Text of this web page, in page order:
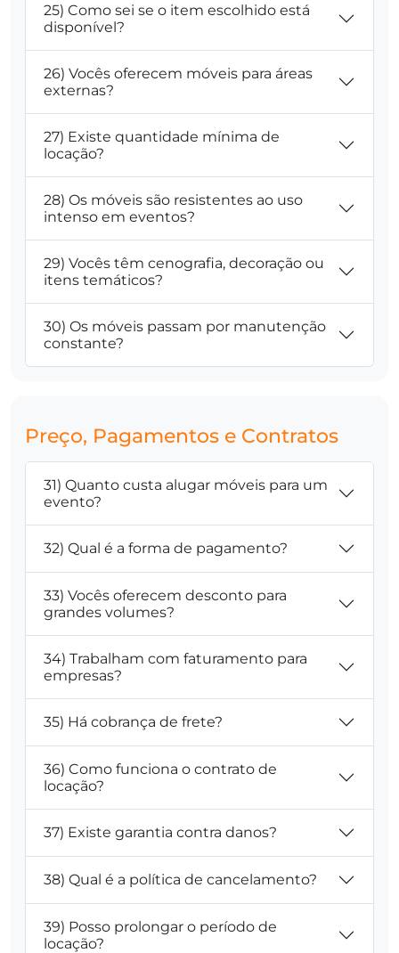
25) Como sei se o item escolhido está
disponível?
26) Vocês oferecem móveis para áreas
externas?
27) Existe quantidade mínima de
locação?
28) Os móveis são resistentes ao uso
intenso em eventos?
29) Vocês têm cenografia, decoração ou
itens temáticos?
30) Os móveis passam por manutenção
constante?
Preço, Pagamentos e Contratos
31) Quanto custa alugar móveis para um
evento?
32) Qual é a forma de pagamento?
33) Vocês oferecem desconto para
grandes volumes?
34) Trabalham com faturamento para
empresas?
35) Há cobrança de frete?
36) Como funciona o contrato de
locação?
37) Existe garantia contra danos?
38) Qual é a política de cancelamento?
39) Posso prolongar o período de
locação?